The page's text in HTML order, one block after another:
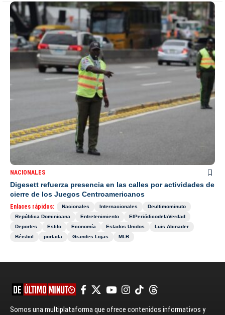
NACIONALES
Digesett refuerza presencia en las calles por actividades de
cierre de los Juegos Centroamericanos
Enlaces rápidos: Nacionales Internacionales
Deultimominuto
República Dominicana
Entretenimiento
ElPeriódicodelaVerdad
Deportes
Estilo Economía Estados Unidos
Luis Abinader
Béisbol
portada Grandes Ligas MLB
Somos una multiplataforma que ofrece contenidos informativos y